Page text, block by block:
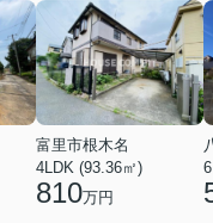
富里市根木名
4LDK (93.36㎡)
810万円